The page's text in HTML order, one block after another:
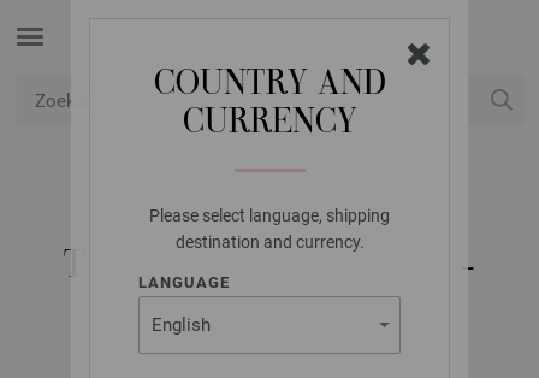
COUNTRY AND
CURRENCY
Please select language, shipping
destination and currency.
LANGUAGE
LANA GROSSA
TRUI MOHAIR DI GIO -
VARIANT 2